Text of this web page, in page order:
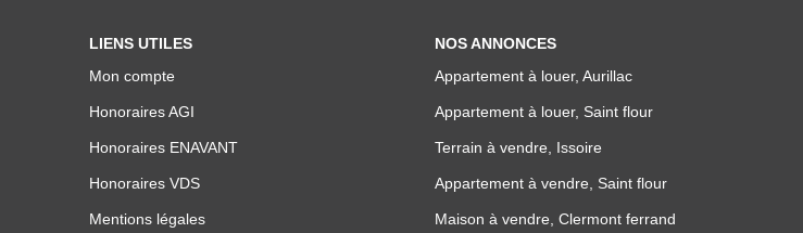
LIENS UTILES
Mon compte
Honoraires AGI
Honoraires ENAVANT
Honoraires VDS
Mentions légales
NOS ANNONCES
Appartement à louer, Aurillac
Appartement à louer, Saint flour
Terrain à vendre, Issoire
Appartement à vendre, Saint flour
Maison à vendre, Clermont ferrand